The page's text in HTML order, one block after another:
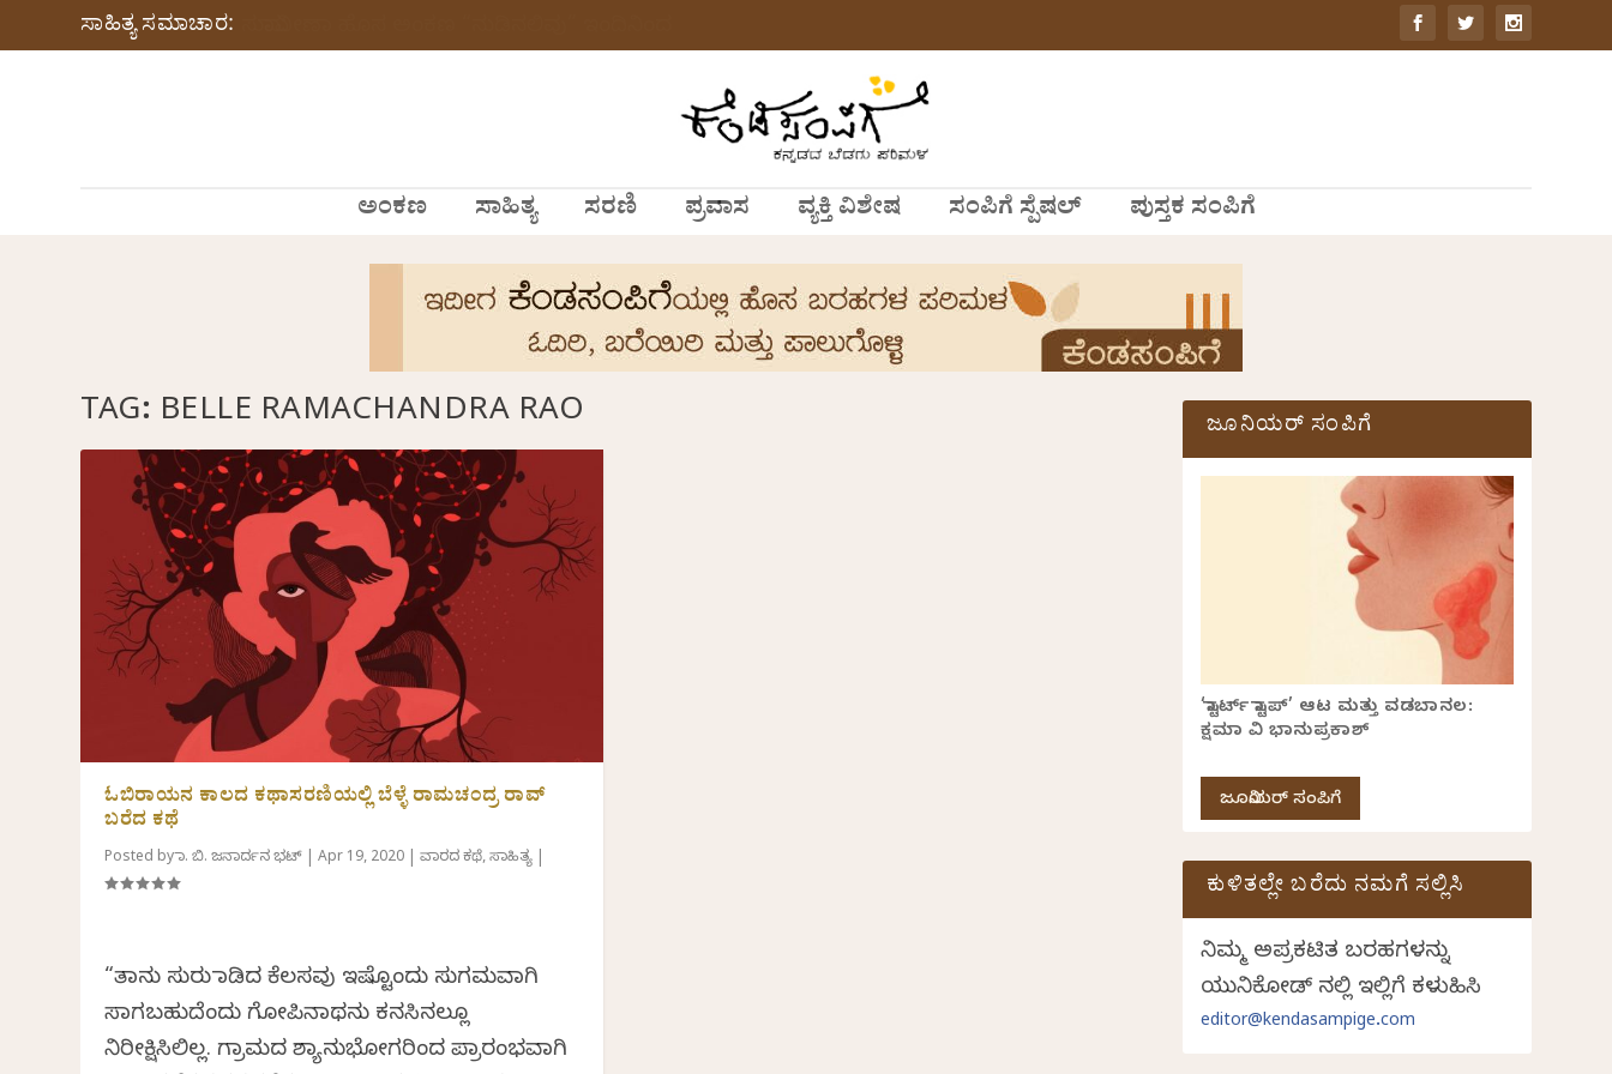
ಸಾಹಿತ್ಯ ಸಮಾಚಾರ:
ಅಂಕಣ ಸಾಹಿತ್ಯ ಸರಣಿ ಪ್ರವಾಸ ವ್ಯಕ್ತಿ ವಿಶೇಷ ಸಂಪಿಗೆ ಸ್ಪೆಷಲ್ ಪುಸ್ತಕ ಸಂಪಿಗೆ
TAG: BELLE RAMACHANDRA RAO
ಓಬಿರಾಯನ ಕಾಲದ ಕಥಾಸರಣಿಯಲ್ಲಿ ಬೆಳ್ಳೆ ರಾಮಚಂದ್ರ ರಾವ್
ಬರೆದ ಕಥೆ
Posted byಡಾ. ಬಿ. ಜನಾರ್ದನ ಭಟ್ |Apr 19, 2020 |ವಾರದ ಕಥೆ,ಸಾಹಿತ್ಯ
“ತಾನು ಸುರು ಮಾಡಿದ ಕೆಲಸವು ಇಷ್ಟೊಂದು ಸುಗಮವಾಗಿ
ಸಾಗಬಹುದೆಂದು ಗೋಪಿನಾಥನು ಕನಸಿನಲ್ಲೂ
ನಿರೀಕ್ಷಿಸಿಲಿಲ್ಲ. ಗ್ರಾಮದ ಶ್ಯಾನುಭೋಗರಿಂದ ಪ್ರಾರಂಭವಾಗಿ
ಜೂನಿಯರ್ ಸಂಪಿಗೆ
‘ಸ್ಟಾರ್ಟ್ ಸ್ಟಾಪ್’ ಆಟ ಮತ್ತು ವಡಬಾನಲ:
ಕ್ಷಮಾ ವಿ ಭಾನುಪ್ರಕಾಶ್
ಜೂನಿಯರ್ ಸಂಪಿಗೆ
ಕುಳಿತಲ್ಲೇ ಬರೆದು ನಮಗೆ ಸಲ್ಲಿಸಿ
ನಿಮ್ಮ ಅಪ್ರಕಟಿತ ಬರಹಗಳನ್ನು
ಯುನಿಕೋಡ್ ನಲ್ಲಿ ಇಲ್ಲಿಗೆ ಕಳುಹಿಸಿ
editor@kendasampige.com